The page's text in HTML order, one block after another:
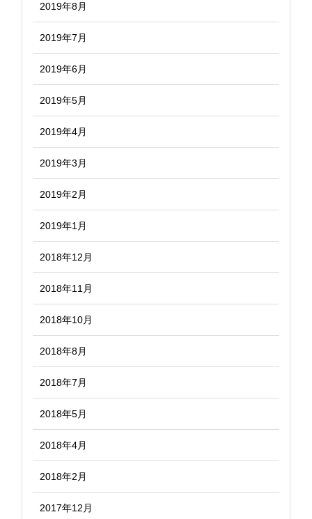
2019年8月
2019年7月
2019年6月
2019年5月
2019年4月
2019年3月
2019年2月
2019年1月
2018年12月
2018年11月
2018年10月
2018年8月
2018年7月
2018年5月
2018年4月
2018年2月
2017年12月